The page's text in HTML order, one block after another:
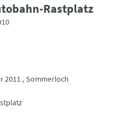
Rastplatz
2011
Sommerloch